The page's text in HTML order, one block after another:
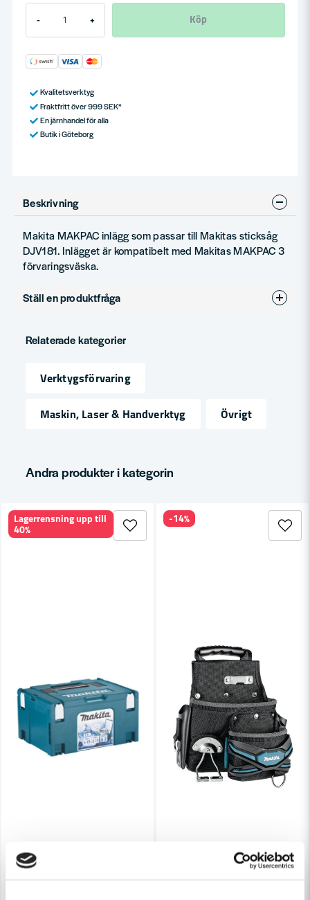
- + Köp
Kvalitetsverktyg
Fraktfritt över 999 SEK*
En järnhandel för alla
Butik i Göteborg
Beskrivning
Makita MAKPAC inlägg som passar till Makitas sticksåg
DJV181. Inlägget är kompatibelt med Makitas MAKPAC 3
förvaringsväska.
Ställ en produktfråga
Fråga oss något om denna produkten...
Namn
Ja, ni får publicera min fråga
Relaterade kategorier
Verktygsförvaring
Maskin, Laser & Handverktyg
Övrigt
Andra produkter i kategorin
Lagerrensning upp till
40%
-14%